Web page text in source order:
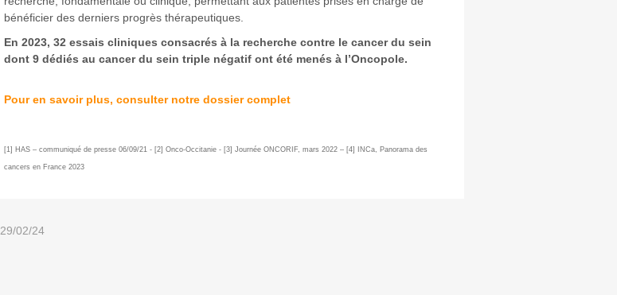
bénéficier des derniers progrès thérapeutiques.
En 2023, 32 essais cliniques consacrés à la recherche contre le cancer du sein
dont 9 dédiés au cancer du sein triple négatif ont été menés à l’Oncopole.
Pour en savoir plus, consulter notre dossier complet
[1] HAS – communiqué de presse 06/09/21 - [2] Onco-Occitanie - [3] Journée ONCORIF, mars 2022 – [4] INCa, Panorama des
cancers en France 2023
29/02/24